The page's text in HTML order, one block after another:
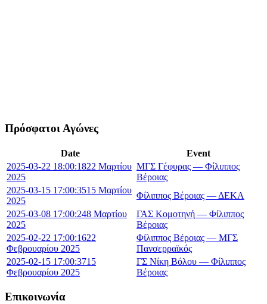
Πρόσφατοι Αγώνες
Date
Event
2025-03-22 18:00:1822 Μαρτίου
2025
ΜΓΣ Γέφυρας — Φίλιππος
Βέροιας
2025-03-15 17:00:3515 Μαρτίου
2025
Φίλιππος Βέροιας — ΔΕΚΑ
2025-03-08 17:00:248 Μαρτίου
2025
ΓΑΣ Κομοτηνή — Φίλιππος
Βέροιας
2025-02-22 17:00:1622
Φεβρουαρίου 2025
Φίλιππος Βέροιας — ΜΓΣ
Πανσερραϊκός
2025-02-15 17:00:3715
Φεβρουαρίου 2025
ΓΣ Νίκη Βόλου — Φίλιππος
Βέροιας
Επικοινωνία